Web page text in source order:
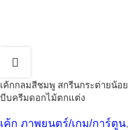
เค้กกลมสีชมพู สกรีนกระต่ายน้อย
บีบครีมดอกไม้ตกแต่ง
เค้ก ภาพยนตร์/เกม/การ์ตูน,